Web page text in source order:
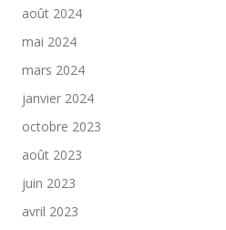
août 2024
mai 2024
mars 2024
janvier 2024
octobre 2023
août 2023
juin 2023
avril 2023